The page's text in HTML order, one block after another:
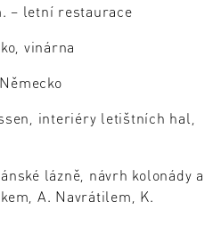
– letní restaurace
vinárna
interiéry letištních hal,
lázně, návrh kolonády a
A. Navrátilem, K.